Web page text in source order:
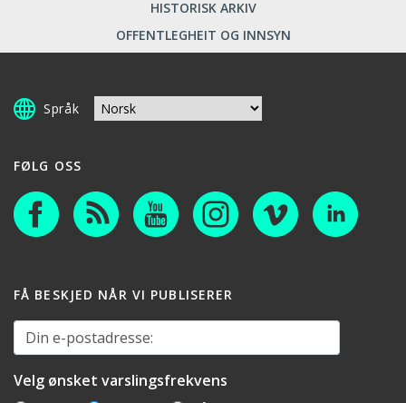
HISTORISK ARKIV
OFFENTLEGHEIT OG INNSYN
Språk
FØLG OSS
FÅ BESKJED NÅR VI PUBLISERER
Din e-postadresse:
Velg ønsket varslingsfrekvens